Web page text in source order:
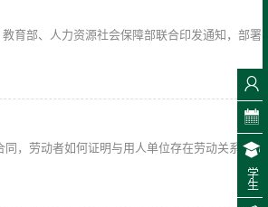
育部、人力资源社会保障部联合印发通知，部署
，劳动者如何证明与用人单位存在劳动关系？
学生